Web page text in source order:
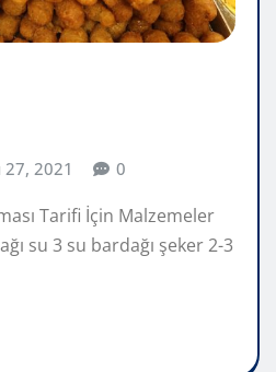
27, 2021 0
Tarifi İçin Malzemeler
su 3 su bardağı şeker 2-3